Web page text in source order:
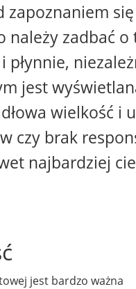
zapoznaniem
należy zadbać
płynnie,
jest
wielkość i
czy brak
najbardziej
jest bardzo ważna